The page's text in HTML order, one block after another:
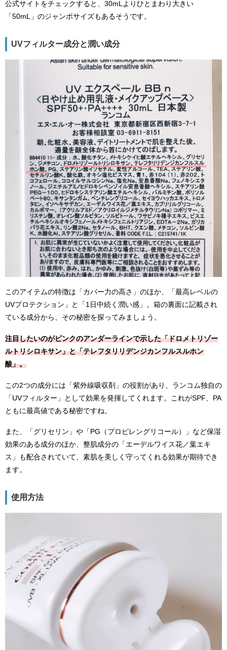
公式サイトをチェックすると、30mLよりひとまわり大きい
「50mL」のジャンボサイズもあるそうです。
UVフィルター成分と潤い成分
このアイテムの特徴は「カバー力の高さ」のほか、「最高レベルの
UVプロテクション」と「1日中続く潤い感」。箱の裏面に記載され
ている成分から、その秘密を探ってみましょう。
注目したいのがピンクのアンダーラインで示した「ドロメトリゾー
ルトリシロキサン」と「テレフタリリデンジカンフルスルホン
酸」。
この2つの成分には「紫外線吸収剤」の役割があり、ランコム独自の
「UVフィルター」として効果を発揮してくれます。これがSPF、PA
ともに最高値である秘密ですね。
また、「グリセリン」や「PG（プロピレングリコール）」など保湿
効果のある成分のほか、整肌成分の「エーデルワイス花／葉エキ
ス」も配合されていて、素肌を美しく守ってくれる効果が期待でき
ます。
使用方法